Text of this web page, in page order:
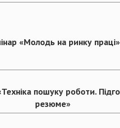
«Молодь на ринку праці»
пошуку роботи.
резюме»